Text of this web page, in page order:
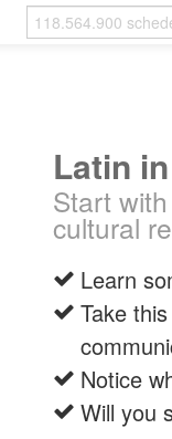
Latin
Start
cultural
Learn
Take
Notice
Will you